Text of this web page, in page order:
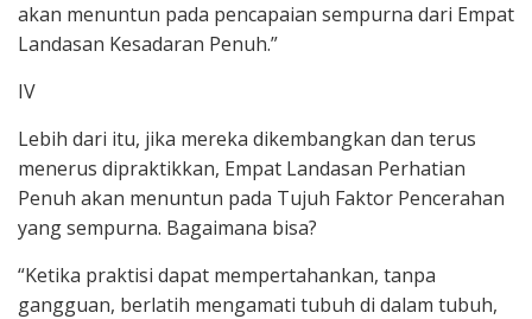
akan menuntun pada pencapaian sempurna dari Empat
Landasan Kesadaran Penuh.”
IV
Lebih dari itu, jika mereka dikembangkan dan terus
menerus dipraktikkan, Empat Landasan Perhatian
Penuh akan menuntun pada Tujuh Faktor Pencerahan
yang sempurna. Bagaimana bisa?
“Ketika praktisi dapat mempertahankan, tanpa
gangguan, berlatih mengamati tubuh di dalam tubuh,